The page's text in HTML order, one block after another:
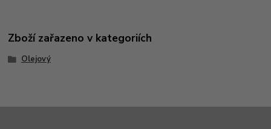
Zboží zařazeno v kategoriích
Olejový